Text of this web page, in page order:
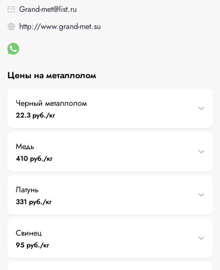
Grand-met@list.ru
http://www.grand-met.su
Цены на металлолом
Черный металлолом
22.3 руб./кг
Медь
410 руб./кг
Латунь
331 руб./кг
Свинец
95 руб./кг